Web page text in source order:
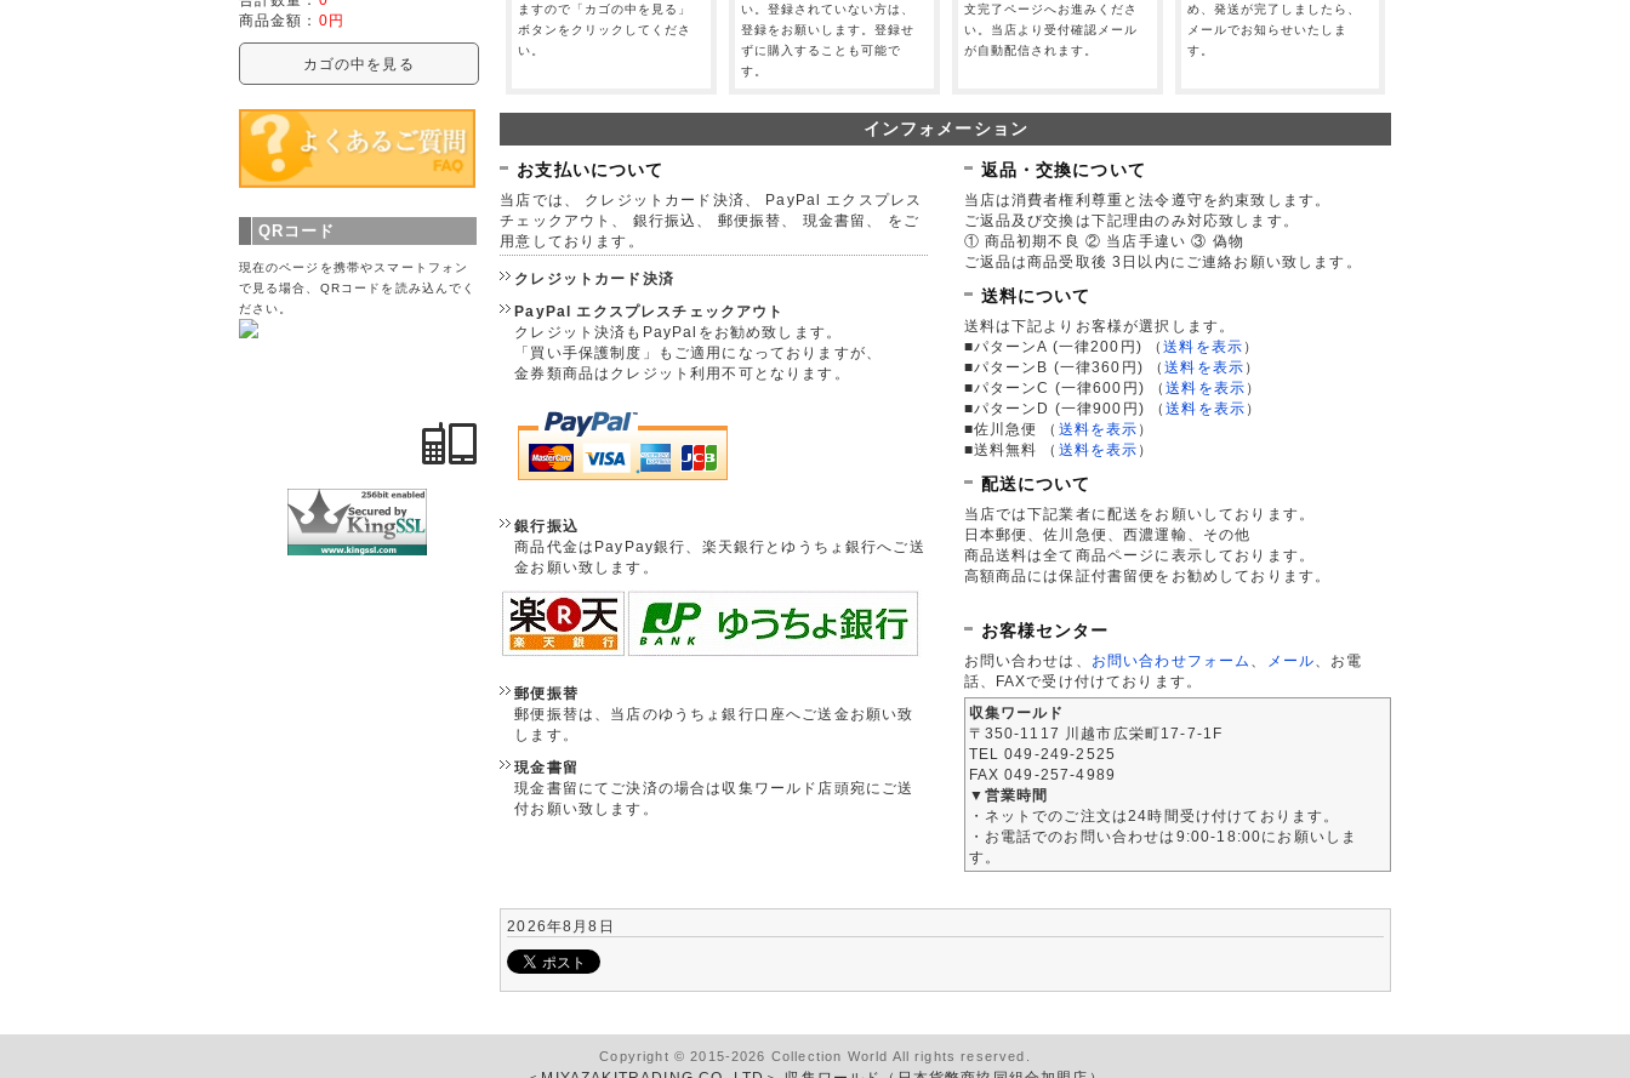
ますので「カゴの中を見る」
ボタンをクリックしてくださ
い。
い。登録されていない方は、
登録をお願いします。登録せ
ずに購入することも可能で
す。
文完了ページへお進みくださ
い。当店より受付確認メール
が自動配信されます。
め、発送が完了しましたら、
メールでお知らせいたしま
す。
インフォメーション
お支払いについて
当店では、 クレジットカード決済、 PayPal エクスプレス
チェックアウト、 銀行振込、 郵便振替、 現金書留、 をご
用意しております。
クレジットカード決済
PayPal エクスプレスチェックアウト
クレジット決済もPayPalをお勧め致します。
「買い手保護制度」もご適用になっておりますが、
金券類商品はクレジット利用不可となります。
銀行振込
商品代金はPayPay銀行、楽天銀行とゆうちょ銀行へご送
金お願い致します。
郵便振替
郵便振替は、当店のゆうちょ銀行口座へご送金お願い致
します。
現金書留
現金書留にてご決済の場合は収集ワールド店頭宛にご送
付お願い致します。
返品・交換について
当店は消費者権利尊重と法令遵守を約束致します。
ご返品及び交換は下記理由のみ対応致します。
① 商品初期不良 ② 当店手違い ③ 偽物
ご返品は商品受取後 3日以内にご連絡お願い致します。
送料について
送料は下記よりお客様が選択します。
■パターンA (一律200円)
（送料を表示 ）
■パターンB (一律360円)
（送料を表示 ）
■パターンC (一律600円)
（送料を表示 ）
■パターンD (一律900円)
（送料を表示 ）
■佐川急便
（ 送料を表示 ）
■送料無料
（ 送料を表示 ）
配送について
当店では下記業者に配送をお願いしております。
日本郵便、佐川急便、西濃運輸、その他
商品送料は全て商品ページに表示しております。
高額商品には保証付書留便をお勧めしております。
お客様センター
お問い合わせは、 お問い合わせフォーム メール 、お電
話、FAXで受け付けております。
収集ワールド
〒350-1117 川越市広栄町17-7-1F
TEL 049-249-2525
FAX 049-257-4989
▼営業時間
・ネットでのご注文は24時間受け付けております。
・お電話でのお問い合わせは9:00-18:00にお願いしま
す。
2026年8月8日
商品金額： 0円
カゴの中を見る
QRコード
現在のページを携帯やスマートフォン
で見る場合、QRコードを読み込んでく
ださい。
Copyright © 2015-2026 Collection World All rights reserved.